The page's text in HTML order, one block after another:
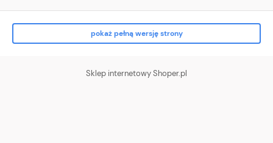
pokaż pełną wersję strony
Sklep internetowy Shoper.pl